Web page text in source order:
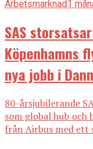
Arbetsmarknad1
SAS
Köpenhamns
nya jobb i
80-årsjubilerande
som global hub
från Airbus med ett